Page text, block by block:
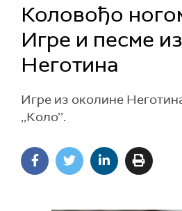
Коловођо
Игре и песме
Неготина
Игре из околине
,,Коло’’.